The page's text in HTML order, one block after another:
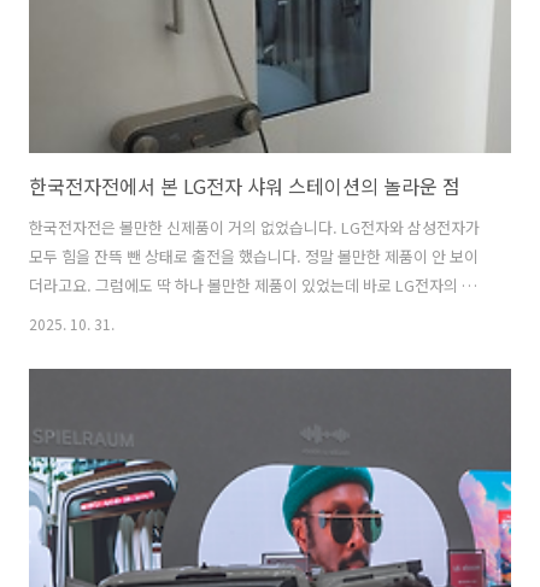
한국전자전에서 본 LG전자 샤워 스테이션의 놀라운 점
한국전자전은 볼만한 신제품이 거의 없었습니다. LG전자와 삼성전자가
모두 힘을 잔뜩 뺀 상태로 출전을 했습니다. 정말 볼만한 제품이 안 보이
더라고요. 그럼에도 딱 하나 볼만한 제품이 있었는데 바로 LG전자의 샤
워스테이션이었습니다. 배터리와 전기를 사용하지 않는 LG전자 샤워 스
저가 TV를 넘어서 고가 TV 시장에서도 도전을 받고 있습니다. 스마트폰
50세 이상 직원을 명예퇴직 시키고 있을 정도로 분위기는 안 좋습니다.
이에 LG전자는 다양한 아이디어 제품을 LG랩스를 통해서 선보이고 있지
만 대부분의 제품은 대중성보다는 독특함에만 집중하고 있습니다. 그래
서 새로운..
2025. 10. 31.